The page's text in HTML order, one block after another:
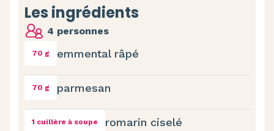
Les ingrédients
4 personnes
70 g emmental râpé
70 g parmesan
1 cuillère à soupe romarin ciselé